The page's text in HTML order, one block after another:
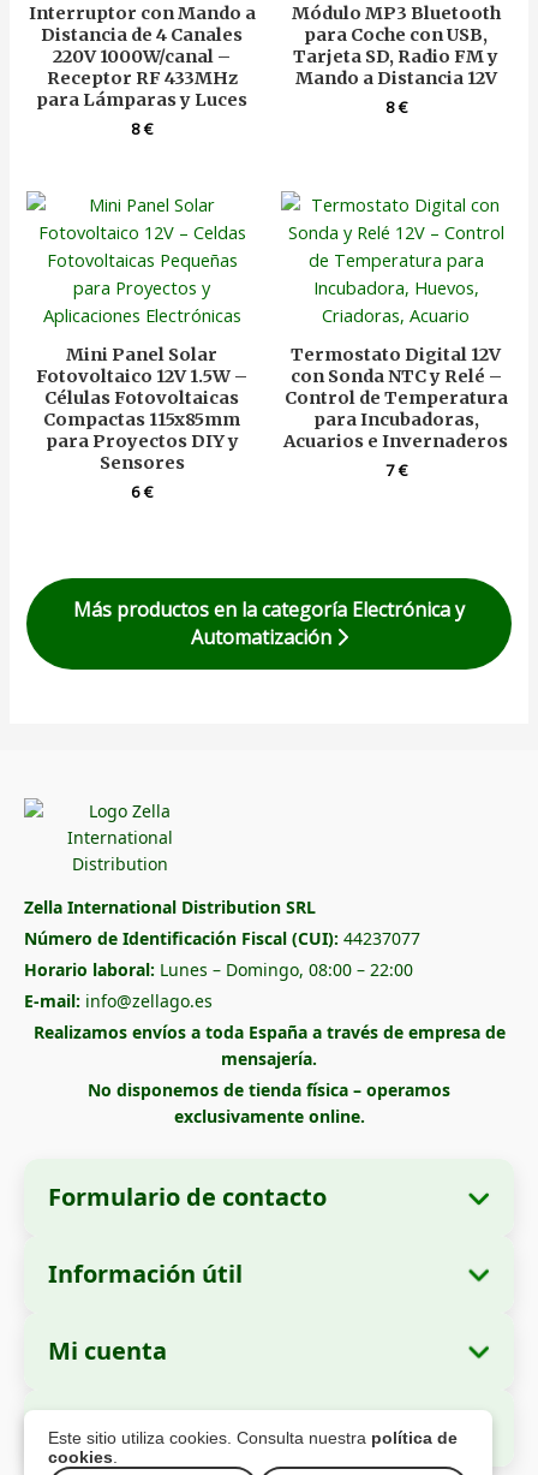
Este sitio utiliza cookies. Consulta nuestra política de
cookies
Interruptor con Mando a
Distancia de 4 Canales
220V 1000W/canal –
Receptor RF 433MHz
para Lámparas y Luces
8€
Módulo MP3 Bluetooth
para Coche con USB,
Tarjeta SD, Radio FM y
Mando a Distancia 12V
8€
Mini Panel Solar
Fotovoltaico 12V 1.5W –
Células Fotovoltaicas
Compactas 115x85mm
para Proyectos DIY y
Sensores
6€
Termostato Digital 12V
con Sonda NTC y Relé –
Control de Temperatura
para Incubadoras,
Acuarios e Invernaderos
7€
Más productos en la categoría Electrónica y
Automatización
Zella International Distribution SRL
Número de Identificación Fiscal (CUI): 44237077
Horario laboral: Lunes – Domingo, 08:00 – 22:00
E-mail: info@zellago.es
Realizamos envíos a toda España a través de empresa de
mensajería.
No disponemos de tienda física – operamos
exclusivamente online.
Formulario de contacto
Razón social:
SRL
Domicilio social:Strada Cuza Vodă nr. 97,
Sector 4, București, 040283, Rumanía
Información útil
Cómo realizar un pedido
Métodos de pago
Información de envío
Mi cuenta
Mis pedidos
Datos personales
Pago Seguro